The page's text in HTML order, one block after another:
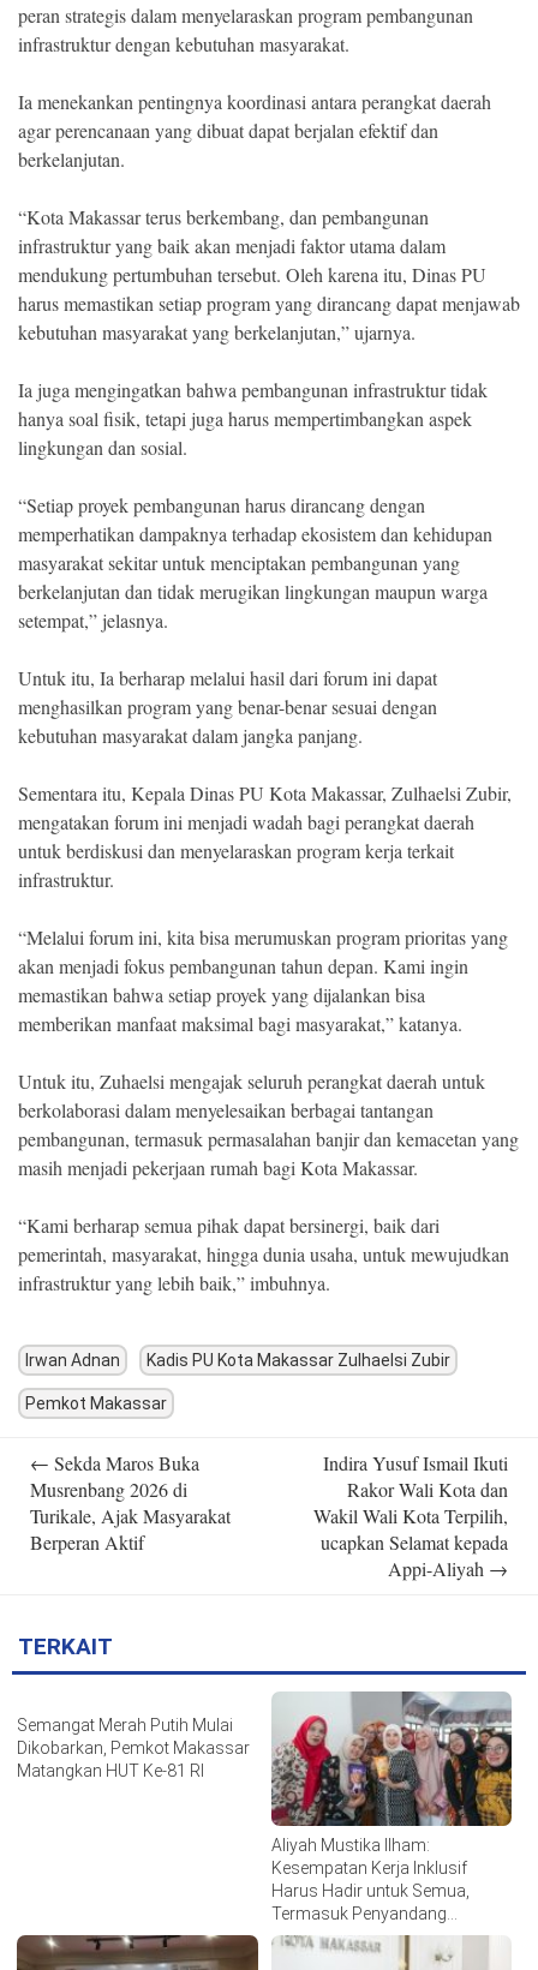
peran strategis dalam menyelaraskan program pembangunan
infrastruktur dengan kebutuhan masyarakat.
Ia menekankan pentingnya koordinasi antara perangkat daerah
agar perencanaan yang dibuat dapat berjalan efektif dan
berkelanjutan.
“Kota Makassar terus berkembang, dan pembangunan
infrastruktur yang baik akan menjadi faktor utama dalam
mendukung pertumbuhan tersebut. Oleh karena itu, Dinas PU
harus memastikan setiap program yang dirancang dapat menjawab
kebutuhan masyarakat yang berkelanjutan,” ujarnya.
Ia juga mengingatkan bahwa pembangunan infrastruktur tidak
hanya soal fisik, tetapi juga harus mempertimbangkan aspek
lingkungan dan sosial.
“Setiap proyek pembangunan harus dirancang dengan
memperhatikan dampaknya terhadap ekosistem dan kehidupan
masyarakat sekitar untuk menciptakan pembangunan yang
berkelanjutan dan tidak merugikan lingkungan maupun warga
setempat,” jelasnya.
Untuk itu, Ia berharap melalui hasil dari forum ini dapat
menghasilkan program yang benar-benar sesuai dengan
kebutuhan masyarakat dalam jangka panjang.
Sementara itu, Kepala Dinas PU Kota Makassar, Zulhaelsi Zubir,
mengatakan forum ini menjadi wadah bagi perangkat daerah
untuk berdiskusi dan menyelaraskan program kerja terkait
infrastruktur.
“Melalui forum ini, kita bisa merumuskan program prioritas yang
akan menjadi fokus pembangunan tahun depan. Kami ingin
memastikan bahwa setiap proyek yang dijalankan bisa
memberikan manfaat maksimal bagi masyarakat,” katanya.
Untuk itu, Zuhaelsi mengajak seluruh perangkat daerah untuk
berkolaborasi dalam menyelesaikan berbagai tantangan
pembangunan, termasuk permasalahan banjir dan kemacetan yang
masih menjadi pekerjaan rumah bagi Kota Makassar.
“Kami berharap semua pihak dapat bersinergi, baik dari
pemerintah, masyarakat, hingga dunia usaha, untuk mewujudkan
infrastruktur yang lebih baik,” imbuhnya.
Irwan Adnan Kadis PU Kota Makassar Zulhaelsi Zubir
Pemkot Makassar
navigation
← Sekda Maros Buka
Musrenbang 2026 di
Turikale, Ajak Masyarakat
Berperan Aktif
Indira Yusuf Ismail Ikuti
Rakor Wali Kota dan
Wakil Wali Kota Terpilih,
ucapkan Selamat kepada
Appi-Aliyah →
TERKAIT
Semangat Merah Putih Mulai
Dikobarkan, Pemkot Makassar
Matangkan HUT Ke-81 RI
Aliyah Mustika Ilham:
Kesempatan Kerja Inklusif
Harus Hadir untuk Semua,
Termasuk Penyandang
Disabilitas